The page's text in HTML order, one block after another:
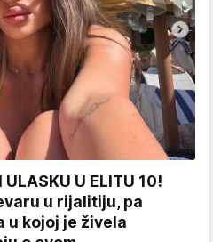
ULASKU U ELITU 10!
u rijalitiju, pa
u kojoj je živela